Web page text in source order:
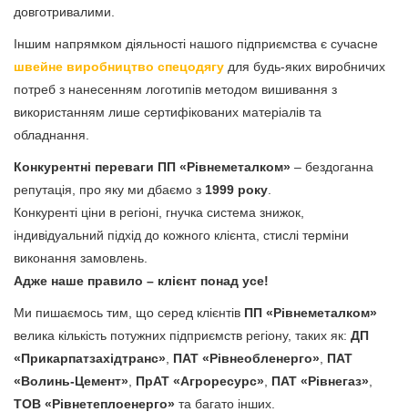
довготривалими.
Іншим напрямком діяльності нашого підприємства є сучасне
швейне виробництво спецодягу для будь-яких виробничих
потреб з нанесенням логотипів методом вишивання з
використанням лише сертифікованих матеріалів та
обладнання.
Конкурентні переваги ПП «Рівнеметалком» – бездоганна
репутація, про яку ми дбаємо з 1999 року
Конкуренті ціни в регіоні, гнучка система знижок,
індивідуальний підхід до кожного клієнта, стислі терміни
виконання замовлень.
Адже наше правило – клієнт понад усе!
Ми пишаємось тим, що серед клієнтів ПП «Рівнеметалком»
велика кількість потужних підприємств регіону, таких як: ДП
«Прикарпатзахідтранс» ПАТ «Рівнеобленерго» ПАТ
«Волинь-Цемент» ПрАТ «Агроресурс» ПАТ «Рівнегаз»
ТОВ «Рівнетеплоенерго» та багато інших.